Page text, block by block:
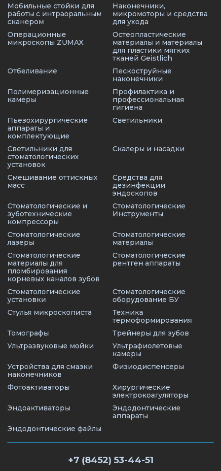
Мобильные стойки для
работы с интраоральным
сканером
Наконечники,
микромоторы и средства
для ухода
Операционные
микроскопы ZUMAX
Остеопластические
материалы и материалы
для пластики мягких
тканей Geistlich
Отбеливание
Пескоструйные
наконечники
Полимеризационные
камеры
Профилактика и
профессиональная
гигиена
Пьезохирургические
аппараты и
комплектующие
Светильники
Светильники для
стоматологических
установок
Скалеры и насадки
Смешивание оттискных
масс
Средства для
дезинфекции
эндоскопов
Стоматологические и
зуботехнические
компрессоры
Стоматологические
Инструменты
Стоматологические
лазеры
Стоматологические
материалы
Стоматологические
материалы для
пломбирования
корневых каналов зубов
Стоматологические
рентген аппараты
Стоматологические
установки
Стоматологические
оборудование БУ
Стулья микроскописта
Техника
термоформирования
Томографы
Трейнеры для зубов
Ультразвуковые мойки
Ультрафиолетовые
камеры
Устройства для смазки
наконечников
Физиодиспенсеры
Фотоактиваторы
Хирургические
электрокоагуляторы
Эндоактиваторы
Эндодонтические
аппараты
Эндодонтические файлы
+7 (8452) 53-44-51